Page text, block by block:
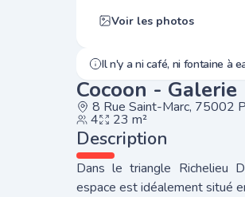
Voir les photos
Il n'y a ni café, ni fontaine à
Cocoon - Galerie
8 Rue Saint-Marc, 75002
4 23 m²
Description
Dans le triangle Richelieu
espace est idéalement situé